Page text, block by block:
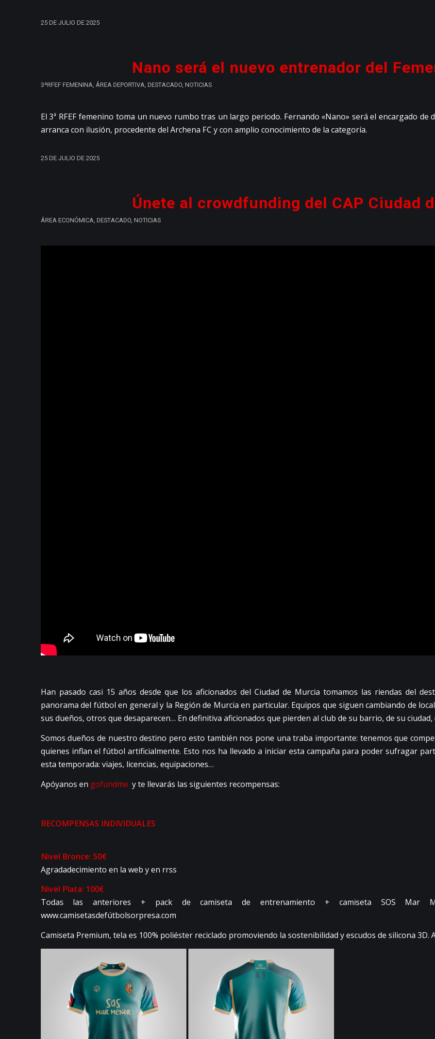
25 DE JULIO DE 2025
Nano será el nuevo entrenador del
3ªRFEF FEMENINA, ÁREA DEPORTIVA, DESTACADO, NOTICIAS
El 3ª RFEF femenino toma un nuevo rumbo tras un largo periodo. Fernando «Nano» será el encargado de
arranca con ilusión, procedente del Archena FC y con amplio conocimiento de la categoría.
25 DE JULIO DE 2025
Únete al crowdfunding del CAP Ciudad
ÁREA ECONÓMICA, DESTACADO, NOTICIAS
Han pasado casi 15 años desde que los aficionados del Ciudad de Murcia tomamos las riendas del
panorama del fútbol en general y la Región de Murcia en particular. Equipos que siguen cambiando de
sus dueños, otros que desaparecen… En definitiva aficionados que pierden al club de su barrio, de su ciudad,
Somos dueños de nuestro destino pero esto también nos pone una traba importante: tenemos que
quienes inflan el fútbol artificialmente. Esto nos ha llevado a iniciar esta campaña para poder sufragar
esta temporada: viajes, licencias, equipaciones…
Apóyanos en gofundme y te llevarás las siguientes recompensas:
RECOMPENSAS INDIVIDUALES
Nivel Bronce: 50€
Agradadecimiento en la web y en rrss
Nivel Plata: 100€
Todas las anteriores + pack de camiseta de entrenamiento + camiseta SOS Mar
www.camisetasdefútbolsorpresa.com
Camiseta Premium, tela es 100% poliéster reciclado promoviendo la sostenibilidad y escudos de silicona 3D.